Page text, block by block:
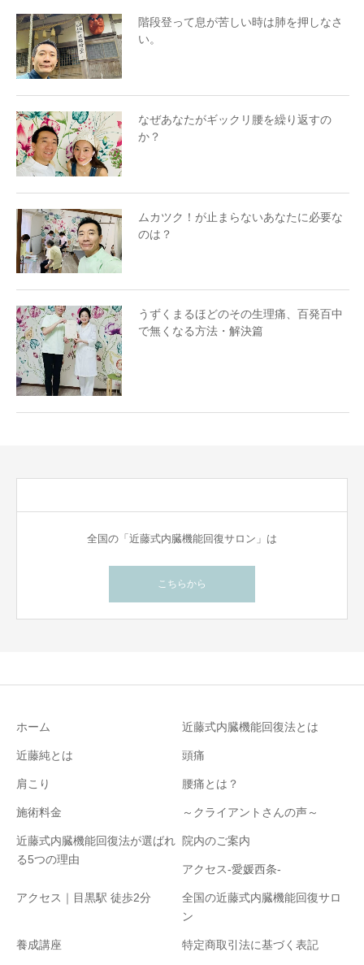
階段登って息が苦しい時は肺を押しなさ
い。
なぜあなたがギックリ腰を繰り返すの
か？
ムカツク！が止まらないあなたに必要な
のは？
うずくまるほどのその生理痛、百発百中
で無くなる方法・解決篇
全国の「近藤式内臓機能回復サロン」は
こちらから
ホーム 近藤式内臓機能回復法とは
近藤純とは 頭痛
肩こり 腰痛とは？
施術料金 ～クライアントさんの声～
近藤式内臓機能回復法が選ばれ
る5つの理由
院内のご案内
アクセス-愛媛西条-
アクセス｜目黒駅 徒歩2分
全国の近藤式内臓機能回復サロ
ン
養成講座 特定商取引法に基づく表記